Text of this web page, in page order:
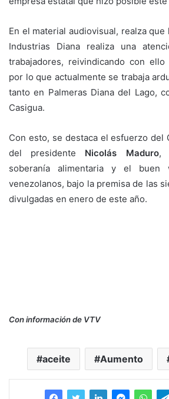
En el material audiovisual, realza
Industrias Diana realiza una
trabajadores, reivindicando con
por lo que actualmente se trabaja
tanto en Palmeras Diana del Lago,
Casigua.
Con esto, se destaca el esfuerzo del
del presidente Nicolás Maduro,
soberanía alimentaria y el
venezolanos, bajo la premisa de las
divulgadas en enero de este año.
Con información de VTV
aceite Aumento